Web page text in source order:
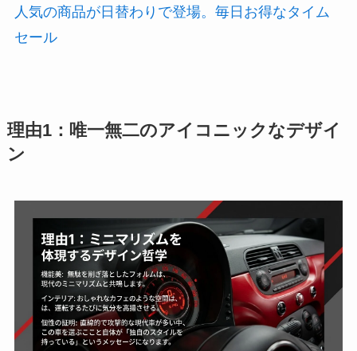
人気の商品が日替わりで登場。毎日お得なタイム
セール
理由1：唯一無二のアイコニックなデザイ
ン